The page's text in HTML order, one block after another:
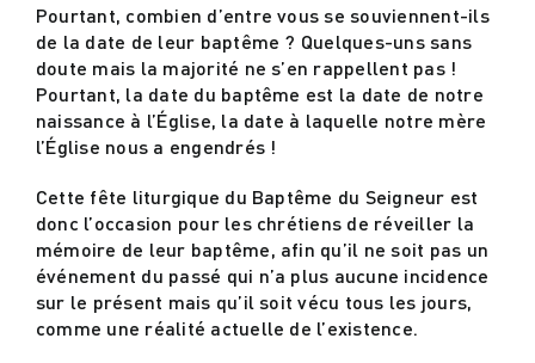
Pourtant, combien d’entre vous se souviennent-ils
de la date de leur baptême ? Quelques-uns sans
doute mais la majorité ne s’en rappellent pas !
Pourtant, la date du baptême est la date de notre
naissance à l’Église, la date à laquelle notre mère
l’Église nous a engendrés !
Cette fête liturgique du Baptême du Seigneur est
donc l’occasion pour les chrétiens de réveiller la
mémoire de leur baptême, afin qu’il ne soit pas un
événement du passé qui n’a plus aucune incidence
sur le présent mais qu’il soit vécu tous les jours,
comme une réalité actuelle de l’existence.